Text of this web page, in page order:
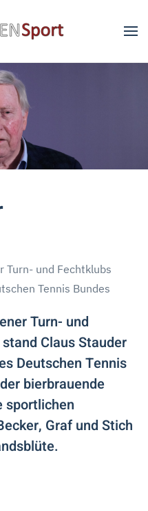
Turn- und Fechtklubs
Tennis Bundes
Turn- und
Claus Stauder
Deutschen Tennis
bierbrauende
sportlichen
Graf und Stich